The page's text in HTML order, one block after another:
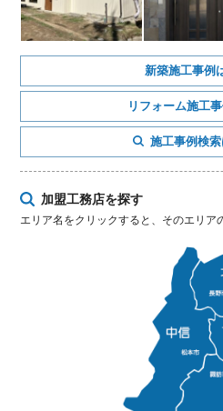
新築施工事例
リフォーム施工
施工事例検
加盟工務店を探す
エリア名をクリックすると、そのエリア